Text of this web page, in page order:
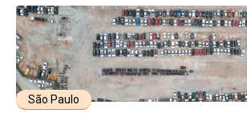
São Paulo